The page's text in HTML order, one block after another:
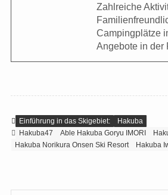
Zahlreiche
Campingplätze
Angebote in der
Einführung in das Skigebiet:
Hakuba
Hakuba47
Able Hakuba Goryu IMORI
Hakuba Norikura Onsen Ski Resort
Hakuba